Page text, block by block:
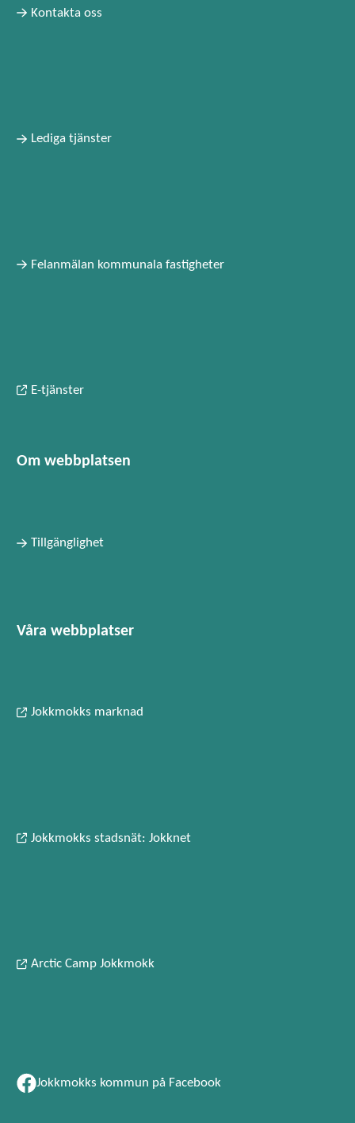
Kontakta oss
Lediga tjänster
Felanmälan kommunala fastigheter
E-tjänster
Om webbplatsen
Tillgänglighet
Våra webbplatser
Jokkmokks marknad
Jokkmokks stadsnät: Jokknet
Arctic Camp Jokkmokk
Jokkmokks kommun på Facebook